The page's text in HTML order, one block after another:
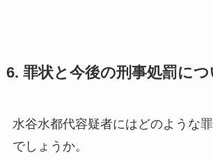
6. 罪状と今後の刑事処罰につ
水谷水都代容疑者にはどのような
でしょうか。